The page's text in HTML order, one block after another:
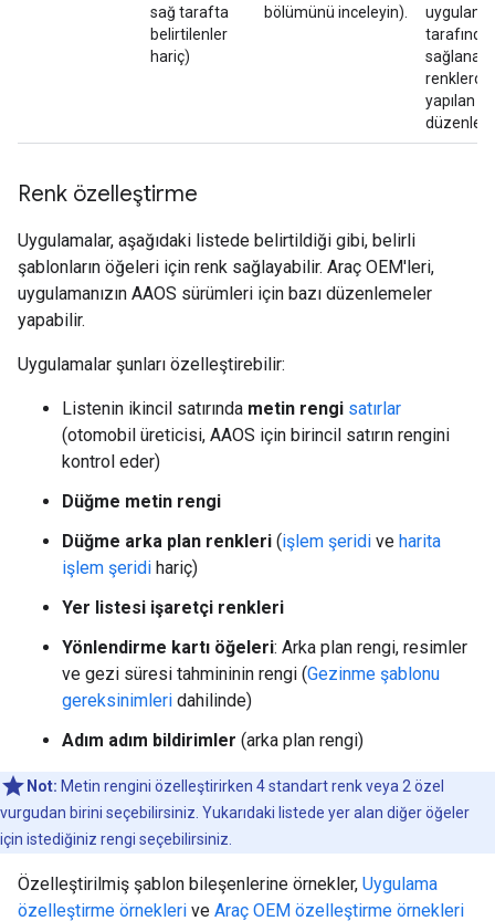
sağ tarafta
belirtilenler
hariç)
bölümünü inceleyin).
uygulama
sağlanan
renklerde
yapılan
Renk özelleştirme
Uygulamalar, aşağıdaki listede belirtildiği gibi, belirli
şablonların öğeleri için renk sağlayabilir. Araç OEM'leri,
uygulamanızın AAOS sürümleri için bazı düzenlemeler
yapabilir.
Uygulamalar şunları özelleştirebilir:
Listenin ikincil satırında metin rengi satırlar
(otomobil üreticisi, AAOS için birincil satırın rengini
kontrol eder)
Düğme metin rengi
Düğme arka plan renkleri (işlem şeridi ve harita
işlem şeridi hariç)
Yer listesi işaretçi renkleri
Yönlendirme kartı öğeleri: Arka plan rengi, resimler
ve gezi süresi tahmininin rengi (Gezinme şablonu
gereksinimleri dahilinde)
Adım adım bildirimler (arka plan rengi)
Not: Metin rengini özelleştirirken 4 standart renk veya 2 özel
vurgudan birini seçebilirsiniz. Yukarıdaki listede yer alan diğer öğeler
için istediğiniz rengi seçebilirsiniz.
Özelleştirilmiş şablon bileşenlerine örnekler, Uygulama
özelleştirme örnekleri ve Araç OEM özelleştirme örnekleri